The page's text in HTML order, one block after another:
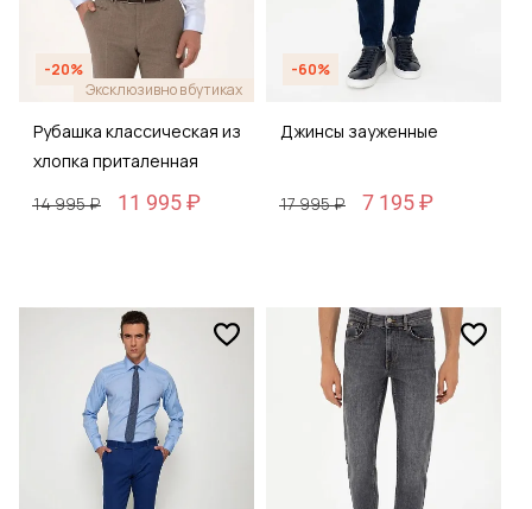
-20%
Эксклюзивно в бутиках
Рубашка классическая из
хлопка приталенная
14 995 ₽
11 995 ₽
-60%
Джинсы зауженные
17 995 ₽ 7 195 ₽